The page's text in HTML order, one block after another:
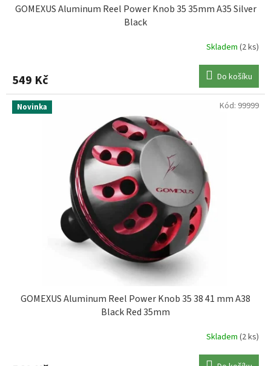
GOMEXUS Aluminum Reel Power Knob 35 35mm A35 Silver
Black
Skladem (2 ks)
549 Kč Do košíku
Novinka
GOMEXUS Aluminum Reel Power Knob 35 38 41 mm A38
Black Red 35mm
Skladem (2 ks)
Kód: 99999